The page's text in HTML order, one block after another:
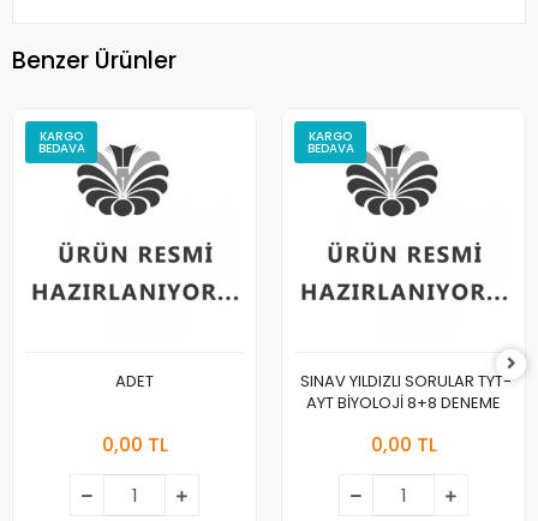
Benzer Ürünler
KARGO
BEDAVA
ADET
0,00 TL
KARGO
BEDAVA
SINAV YILDIZLI SORULAR TYT-
AYT BİYOLOJİ 8+8 DENEME
0,00 TL